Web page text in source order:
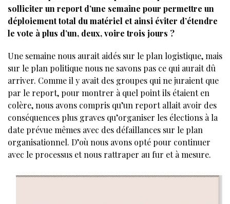
solliciter un report d’une semaine pour permettre un
déploiement total du matériel et ainsi éviter d’étendre
le vote à plus d’un, deux, voire trois jours ?
Une semaine nous aurait aidés sur le plan logistique, mais
sur le plan politique nous ne savons pas ce qui aurait dû
arriver. Comme il y avait des groupes qui ne juraient que
par le report, pour montrer à quel point ils étaient en
colère, nous avons compris qu’un report allait avoir des
conséquences plus graves qu’organiser les élections à la
date prévue mêmes avec des défaillances sur le plan
organisationnel. D’où nous avons opté pour continuer
avec le processus et nous rattraper au fur et à mesure.